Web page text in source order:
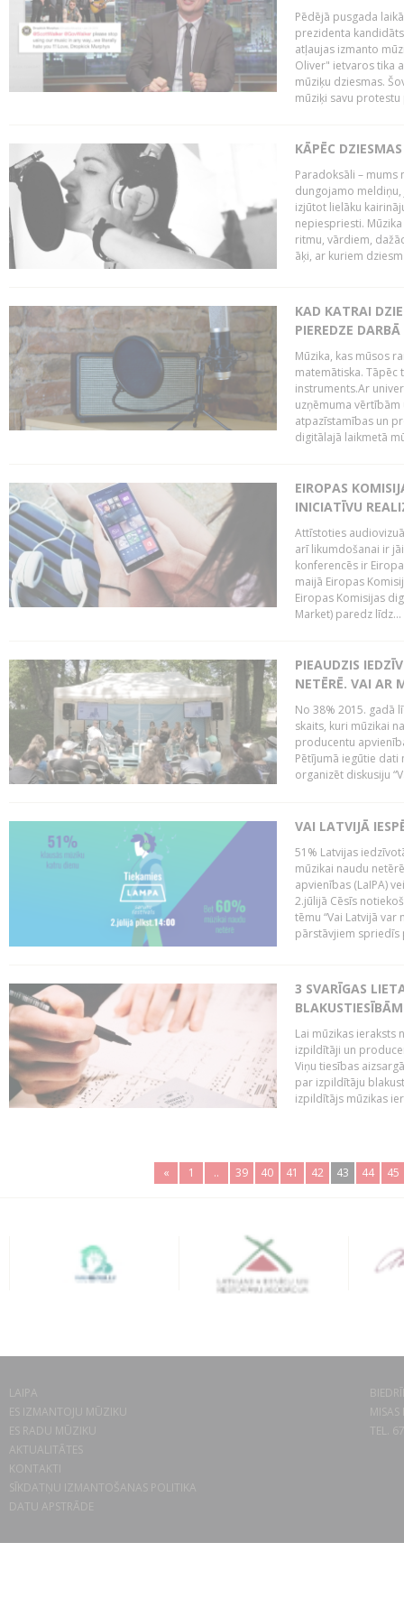
Pēdējā pusgada
prezidenta
atļaujas izmanto
Oliver" ietvaros tika
mūziķu dziesmas.
mūziķi savu
KĀPĒC
Paradoksāli – mums
dungojamo
izjūtot lielāku
nepiespriesti.
ritmu, vārdiem,
āķi, ar kuriem
KAD KATRAI
PIEREDZE
Mūzika, kas mūsos
matemātiska. Tāpēc
instruments.Ar
uzņēmuma
atpazīstamības un
digitālajā laikmetā
EIROPAS
INICIATĪVU
Attīstoties
arī likumdošanai ir
konferencēs ir
maijā Eiropas
Eiropas Komisijas
Market) paredz līdz...
PIEAUDZIS
NETĒRĒ. VAI AR
No 38% 2015. gadā
skaits, kuri mūzikai
producentu
Pētījumā iegūtie dati
organizēt diskusiju
VAI LATVIJĀ
51% Latvijas
mūzikai naudu
apvienības (LaIPA)
2.jūlijā Cēsīs
tēmu “Vai Latvijā
pārstāvjiem spriedīs
3 SVARĪGAS
BLAKUSTIESĪBĀM
Lai mūzikas ieraksts
izpildītāji un
Viņu tiesības
par izpildītāju
izpildītājs mūzikas
« 1 .. 39 40 41 42 43 44 45
LAIPA
ES IZMANTOJU MŪZIKU
ES RADU MŪZIKU
AKTUALITĀTES
KONTAKTI
SĪKDATŅU IZMANTOŠANAS POLITIKA
DATU APSTRĀDE
TEL.